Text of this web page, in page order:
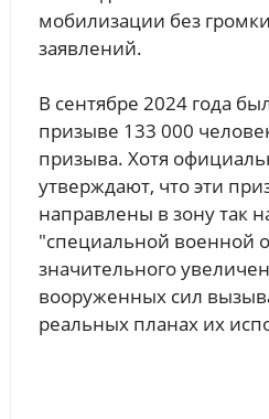
мобилизации без
заявлений.
В сентябре 2024 года
призыве 133 000
призыва. Хотя
утверждают, что эти
направлены в зону так
"специальной военной
значительного
вооруженных сил
реальных планах их